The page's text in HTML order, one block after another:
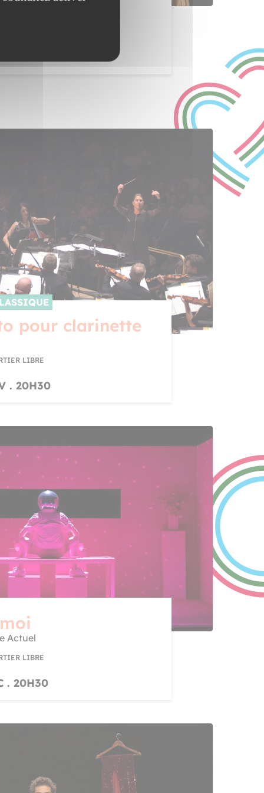
LIBRE
pour clarinette
LIBRE
. 20H30
Actuel
LIBRE
. 20H30